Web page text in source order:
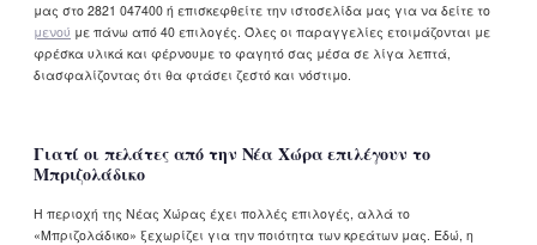
μας στο 2821 047400 ή επισκεφθείτε την ιστοσελίδα μας για να δείτε το
μενού με πάνω από 40 επιλογές. Όλες οι παραγγελίες ετοιμάζονται με
φρέσκα υλικά και φέρνουμε το φαγητό σας μέσα σε λίγα λεπτά,
διασφαλίζοντας ότι θα φτάσει ζεστό και νόστιμο.
Γιατί οι πελάτες από την Νέα Χώρα επιλέγουν το
Μπριζολάδικο
Η περιοχή της Νέας Χώρας έχει πολλές επιλογές, αλλά το
«Μπριζολάδικο» ξεχωρίζει για την ποιότητα των κρεάτων μας. Εδώ, η